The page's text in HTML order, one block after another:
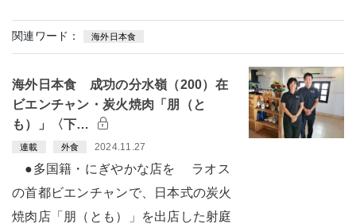
関連ワード： 海外日本食
海外日本食 成功の分水嶺（200）在
ビエンチャン・炭火焼肉「朋（と
も）」〈下…
連載 外食 2024.11.27
●多国籍・にぎやかな店を ラオス
の首都ビエンチャンで、日本式の炭火
焼肉店「朋（とも）」を出店した射庭